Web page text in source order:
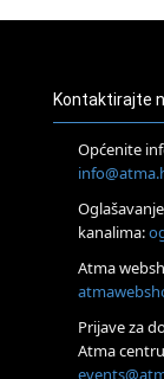
Pjesma srca /
Tečaj Višeg
Online
Postanite
Visoko
Alemka
konstelacija
Kontaktirajte
Općenite
kanalima:
Atma
Prijave za
Atma